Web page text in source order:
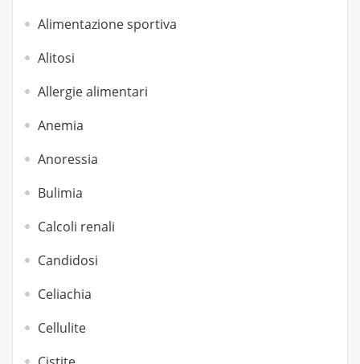
Alimentazione sportiva
Alitosi
Allergie alimentari
Anemia
Anoressia
Bulimia
Calcoli renali
Candidosi
Celiachia
Cellulite